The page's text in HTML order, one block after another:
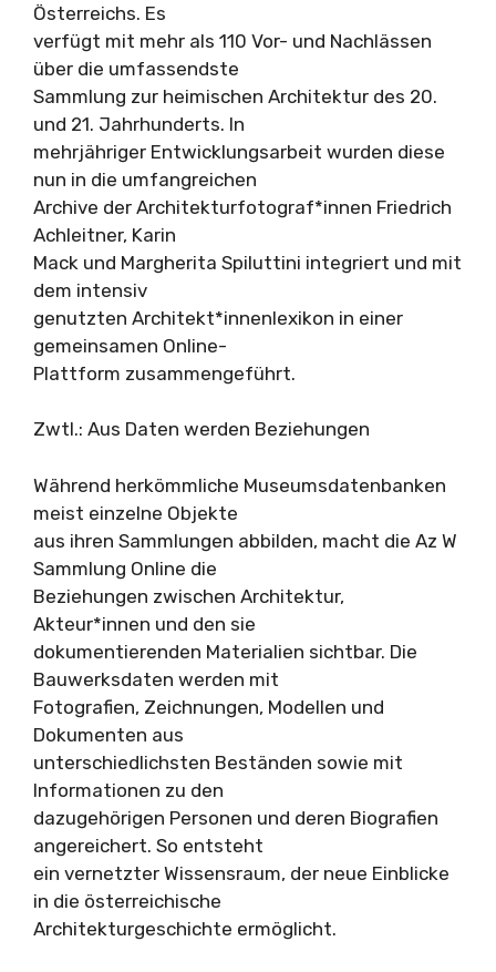
Österreichs. Es
verfügt mit mehr als 110 Vor- und Nachlässen
über die umfassendste
Sammlung zur heimischen Architektur des 20.
und 21. Jahrhunderts. In
mehrjähriger Entwicklungsarbeit wurden diese
nun in die umfangreichen
Archive der Architekturfotograf*innen Friedrich
Achleitner, Karin
Mack und Margherita Spiluttini integriert und mit
dem intensiv
genutzten Architekt*innenlexikon in einer
gemeinsamen Online-
Plattform zusammengeführt.
Zwtl.: Aus Daten werden Beziehungen
Während herkömmliche Museumsdatenbanken
meist einzelne Objekte
aus ihren Sammlungen abbilden, macht die Az W
Sammlung Online die
Beziehungen zwischen Architektur,
Akteur*innen und den sie
dokumentierenden Materialien sichtbar. Die
Bauwerksdaten werden mit
Fotografien, Zeichnungen, Modellen und
Dokumenten aus
unterschiedlichsten Beständen sowie mit
Informationen zu den
dazugehörigen Personen und deren Biografien
angereichert. So entsteht
ein vernetzter Wissensraum, der neue Einblicke
in die österreichische
Architekturgeschichte ermöglicht.